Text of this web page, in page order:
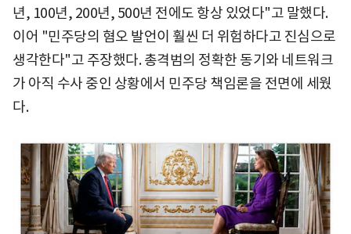
년, 100년, 200년, 500년 전에도 항상 있었다"고 말했다.
이어 "민주당의 혐오 발언이 훨씬 더 위험하다고 진심으로
생각한다"고 주장했다. 총격범의 정확한 동기와 네트워크
가 아직 수사 중인 상황에서 민주당 책임론을 전면에 세웠
다.